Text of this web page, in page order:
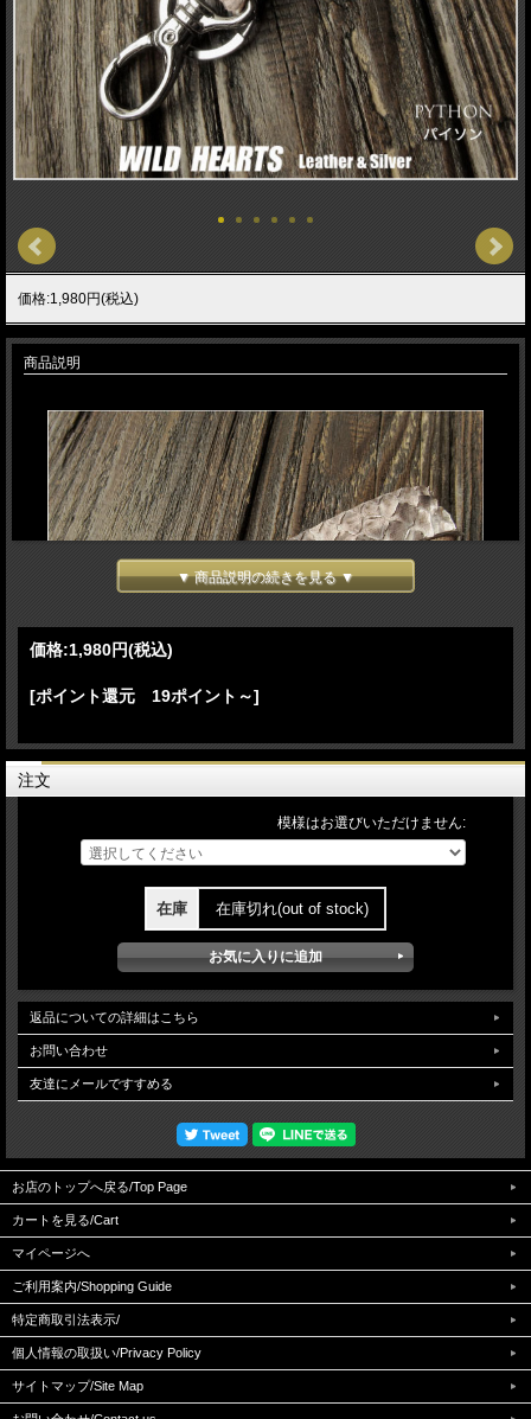
価格:1,980円(税込)
商品説明
▼ 商品説明の続きを見る ▼
価格:1,980円(税込)
[ポイント還元 19ポイント～]
注文
模様はお選びいただけません:
在庫 在庫切れ(out of stock)
返品についての詳細はこちら
お問い合わせ
友達にメールですすめる
お店のトップへ戻る/Top Page
カートを見る/Cart
マイページへ
ご利用案内/Shopping Guide
特定商取引法表示/
個人情報の取扱い/Privacy Policy
サイトマップ/Site Map